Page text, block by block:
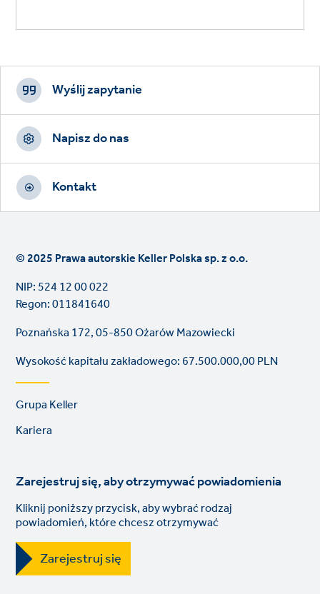
Footer
CTAs
Wyślij zapytanie
Napisz do nas
Kontakt
© 2025 Prawa autorskie Keller Polska sp. z o.o.
NIP: 524 12 00 022
Regon: 011841640
Poznańska 172, 05-850 Ożarów Mazowiecki
Wysokość kapitału zakładowego: 67.500.000,00 PLN
Footer
links
Grupa Keller
Kariera
Zarejestruj się, aby otrzymywać powiadomienia
Kliknij poniższy przycisk, aby wybrać rodzaj
powiadomień, które chcesz otrzymywać
Zarejestruj się